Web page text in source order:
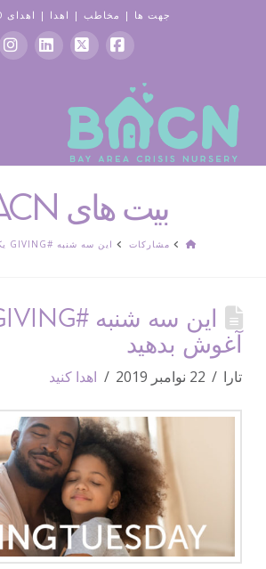
جهت ها | مخاطب | اهدا | اهدای VENMO
بوک
بیت های BACN
صفحهمشارکات این سه شنبه #GIVING یک آغوش بدهید
آغوش بدهید
تارا 22 نوامبر 2019 اهدا کنید